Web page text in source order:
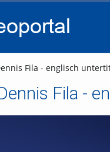
Fila - englisch
Fila -